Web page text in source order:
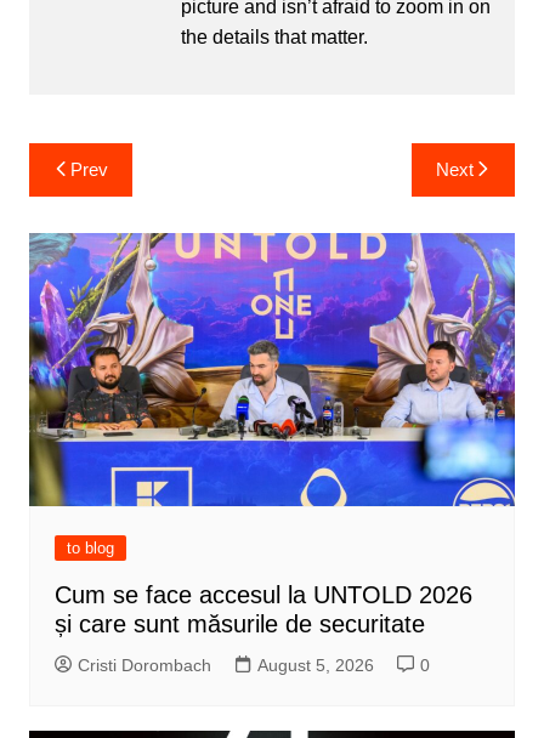
picture and isn’t afraid to zoom in on
the details that matter.
Post
navigation
Prev Next
to blog
Cum se face accesul la UNTOLD 2026
și care sunt măsurile de securitate
Cristi Dorombach August 5, 2026 0